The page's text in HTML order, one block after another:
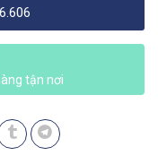
tận nơi